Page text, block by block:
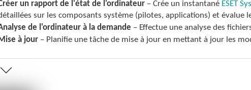
un rapport de l'état de l'ordinateur – Crée un instantané ESET
sur les composants système (pilotes, applications) et évalue
de l'ordinateur à la demande – Effectue une analyse des
Mise à jour – Planifie une tâche de mise à jour en mettant à jour les